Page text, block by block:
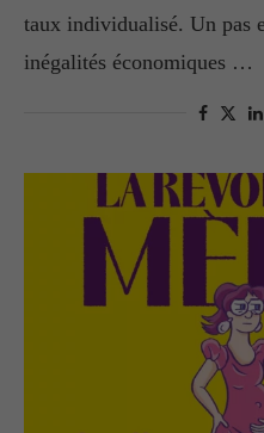
taux individualisé. Un pas
inégalités économiques …